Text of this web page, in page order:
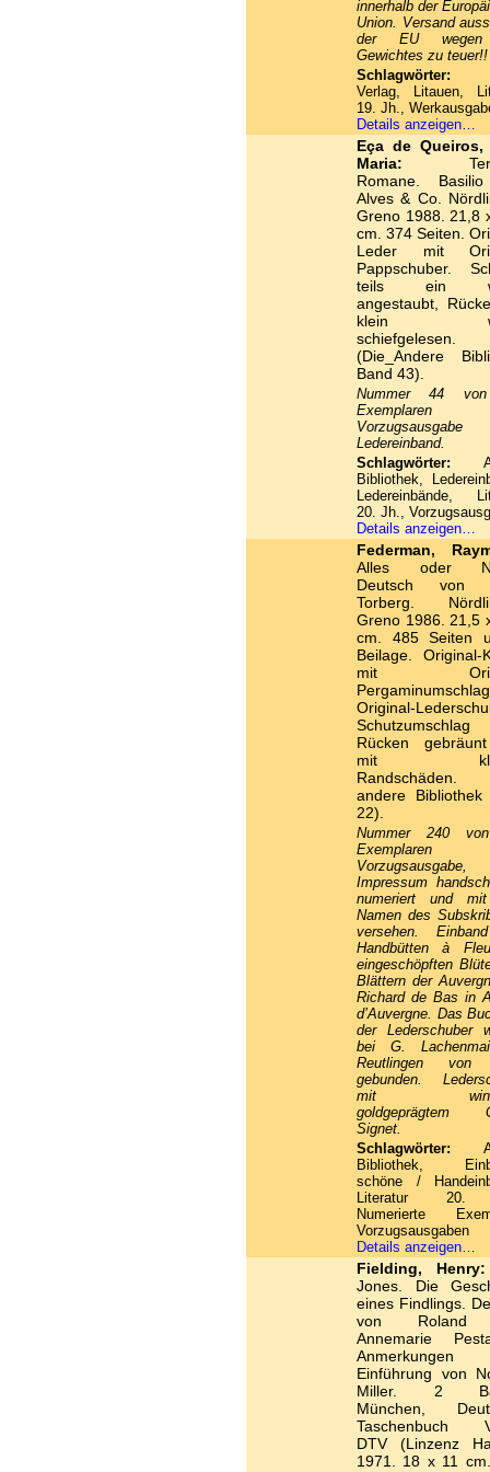
innerhalb der
Union. Versand
der EU
Gewichtes zu teuer!!
Schlagwörter:
Verlag, Litauen,
19. Jh.,
Details anzeigen…
Eça de Queiros,
Maria:
Romane.
Alves & Co.
Greno 1988. 21,8
cm. 374 Seiten.
Leder mit
Pappschuber.
teils ein
angestaubt,
klein
schiefgelesen.
(Die_Andere
Band 43).
Nummer 44
Exemplaren
Ledereinband.
Schlagwörter:
Bibliothek,
Ledereinbände,
20. Jh.,
Details anzeigen…
Federman,
Alles oder
Deutsch von
Torberg.
Greno 1986. 21,5
cm. 485 Seiten
Beilage. Original-
mit
Original-
Rücken
mit
Randschäden.
andere Bibliothek
22).
Nummer 240
Exemplaren
Impressum
numeriert und
Namen des
versehen.
Handbütten à
eingeschöpften
Blättern der
Richard de Bas in
d’Auvergne. Das
der Lederschuber
bei G.
Reutlingen von
gebunden.
mit
goldgeprägtem
Signet.
Schlagwörter:
Bibliothek,
schöne /
Literatur 20.
Numerierte
Vorzugsausgaben
Details anzeigen…
Fielding, Henry:
Jones. Die
eines Findlings.
von Roland
Annemarie
Einführung von
Miller. 2
München,
Taschenbuch
DTV (Linzenz
1971. 18 x 11